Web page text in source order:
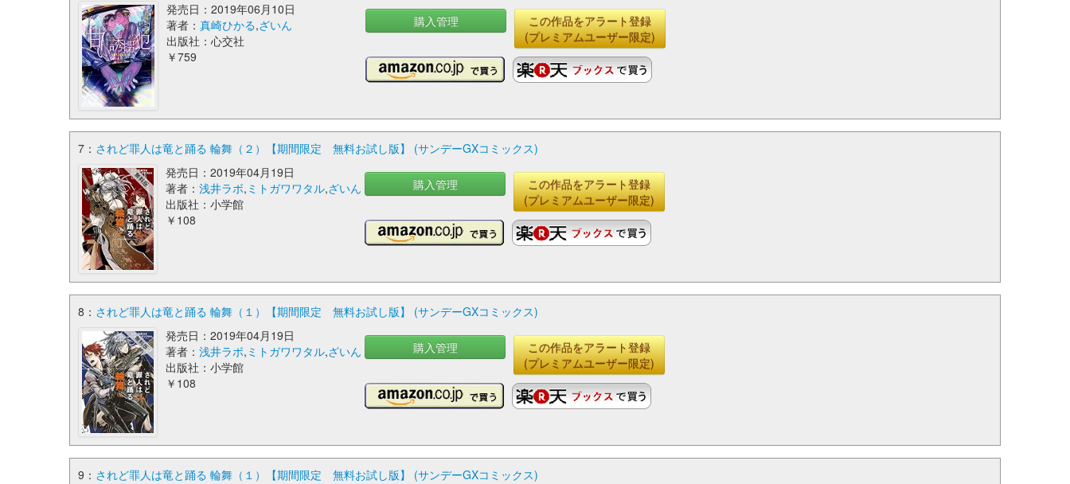
発売日：2019年06月10日
著者：真崎ひかる,ざいん
出版社：心交社
￥759
購入管理
この作品をアラート登録
(プレミアムユーザー限定)
7： されど罪人は竜と踊る 輪舞（２）【期間限定 無料お試し版】 (サンデーGXコミックス)
発売日：2019年04月19日
著者：浅井ラボ, ミトガワワタル,ざいん
出版社：小学館
￥108
購入管理
この作品をアラート登録
(プレミアムユーザー限定)
8： されど罪人は竜と踊る 輪舞（１）【期間限定 無料お試し版】 (サンデーGXコミックス)
発売日：2019年04月19日
著者：浅井ラボ, ミトガワワタル,ざいん
出版社：小学館
￥108
購入管理
この作品をアラート登録
(プレミアムユーザー限定)
9： されど罪人は竜と踊る 輪舞（１）【期間限定 無料お試し版】 (サンデーGXコミックス)